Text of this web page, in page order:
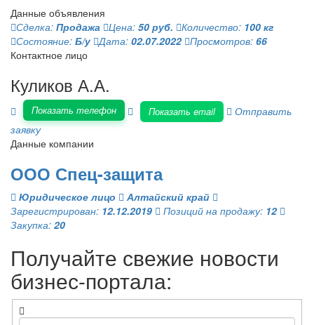
Данные объявления
Сделка: Продажа Цена: 50 руб. Количество: 100 кг
Состояние: Б/у Дата: 02.07.2022 Просмотров: 66
Контактное лицо
Куликов А.А.
Показать телефон Показать email
Отправить
заявку
Данные компании
ООО Спец-защита
Юридическое лицо
Алтайский край
Зарегистрирован: 12.12.2019 Позиций на продажу: 12
Закупка: 20
Получайте свежие новости
бизнес-портала: